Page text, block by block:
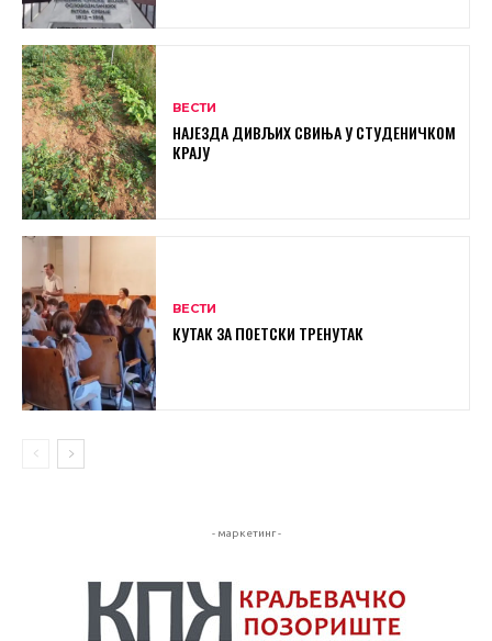
ВЕСТИ
НАЈЕЗДА ДИВЉИХ СВИЊА У СТУДЕНИЧКОМ
КРАЈУ
ВЕСТИ
КУТАК ЗА ПОЕТСКИ ТРЕНУТАК
- маркетинг -